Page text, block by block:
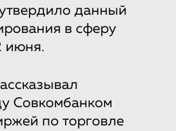
данный
в сферу
июня.
Совкомбанком
по торговле